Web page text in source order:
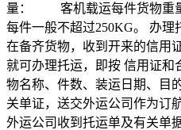
量： 客机载运每件货物重量
每件一般不超过250KG。 办
在备齐货物，收到开来的信用
就可办理托运，即按 信用证和
物名称、件数、装运日期、目
关单证，送交外运公司作为
外运公司收到托运单及有关单